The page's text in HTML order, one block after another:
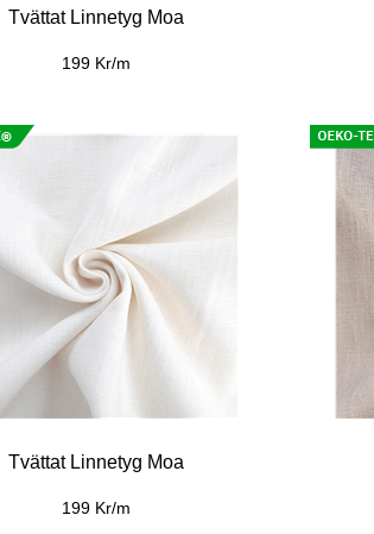
Tvättat Linnetyg Moa
199 Kr/m
Tvättat Linnetyg Moa
199 Kr/m